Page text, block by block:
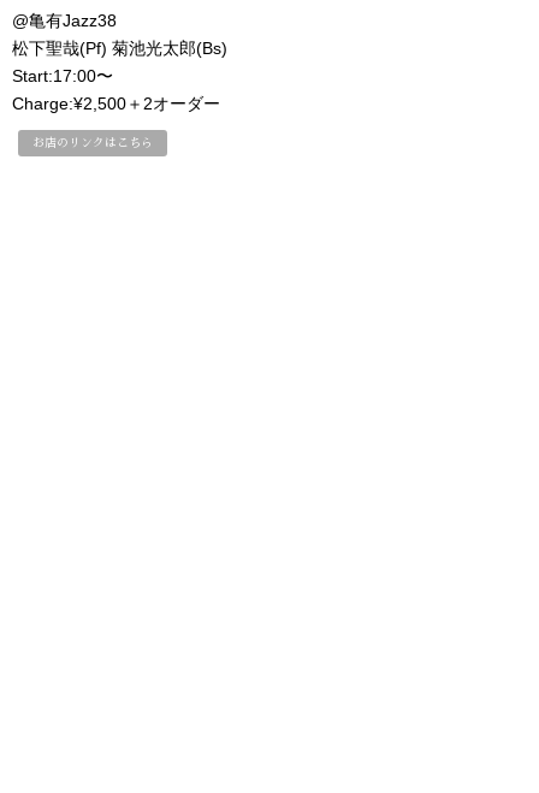
@亀有Jazz38
松下聖哉(Pf) 菊池光太郎(Bs)
Start:17:00〜
Charge:¥2,500＋2オーダー
お店のリンクはこちら